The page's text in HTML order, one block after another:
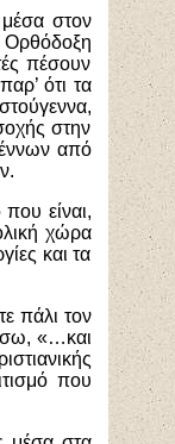
στον
Ορθόδοξη
πέσουν
ότι τα
στην
από
είναι,
χώρα
και τα
πάλι τον
«…και
που